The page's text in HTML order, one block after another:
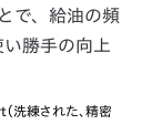
で、給油の頻
勝手の向上
洗練された、精密